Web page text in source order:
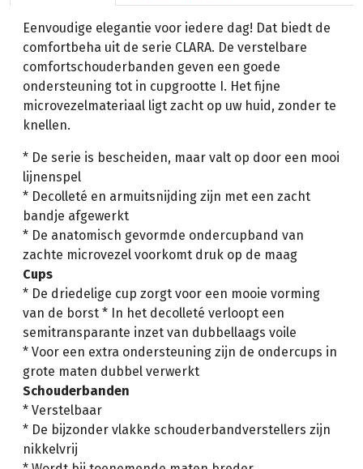
Eenvoudige elegantie voor iedere dag! Dat biedt de
comfortbeha uit de serie CLARA. De verstelbare
comfortschouderbanden geven een goede
ondersteuning tot in cupgrootte I. Het fijne
microvezelmateriaal ligt zacht op uw huid, zonder te
knellen.
* De serie is bescheiden, maar valt op door een mooi
lijnenspel
* Decolleté en armuitsnijding zijn met een zacht
bandje afgewerkt
* De anatomisch gevormde ondercupband van
zachte microvezel voorkomt druk op de maag
Cups
* De driedelige cup zorgt voor een mooie vorming
van de borst * In het decolleté verloopt een
semitransparante inzet van dubbellaags voile
* Voor een extra ondersteuning zijn de ondercups in
grote maten dubbel verwerkt
Schouderbanden
* Verstelbaar
* De bijzonder vlakke schouderbandverstellers zijn
nikkelvrij